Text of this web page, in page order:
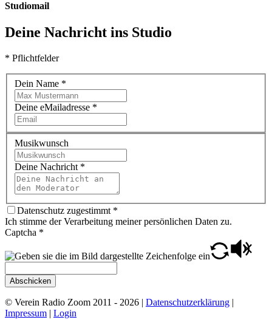
Studiomail
Deine Nachricht ins Studio
* Pflichtfelder
Dein Name *
Deine eMailadresse *
Musikwunsch
Deine Nachricht *
Datenschutz zugestimmt *
Ich stimme der Verarbeitung meiner persönlichen Daten zu.
Captcha *
Abschicken
© Verein Radio Zoom 2011 - 2026 | Datenschutzerklärung |
Impressum | Login